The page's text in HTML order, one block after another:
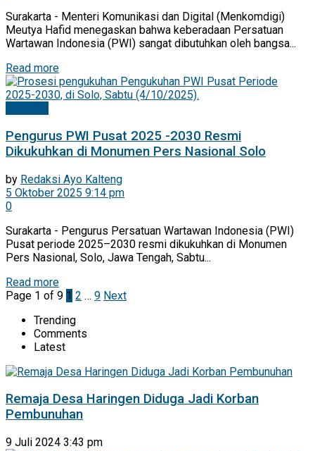
Surakarta - Menteri Komunikasi dan Digital (Menkomdigi)
Meutya Hafid menegaskan bahwa keberadaan Persatuan
Wartawan Indonesia (PWI) sangat dibutuhkan oleh bangsa...
Read more
Pengurus PWI Pusat 2025 -2030 Resmi
Dikukuhkan di Monumen Pers Nasional Solo
by Redaksi Ayo Kalteng
5 Oktober 2025 9:14 pm
0
Surakarta - Pengurus Persatuan Wartawan Indonesia (PWI)
Pusat periode 2025–2030 resmi dikukuhkan di Monumen
Pers Nasional, Solo, Jawa Tengah, Sabtu...
Read more
Page 1 of 9 1 2 … 9 Next
Trending
Comments
Latest
Remaja Desa Haringen Diduga Jadi Korban
Pembunuhan
9 Juli 2024 3:43 pm